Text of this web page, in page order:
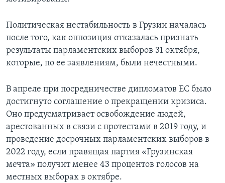
Политическая нестабильность в Грузии началась
после того, как оппозиция отказалась признать
результаты парламентских выборов 31 октября,
которые, по ее заявлениям, были нечестными.
В апреле при посредничестве дипломатов ЕС было
достигнуто соглашение о прекращении кризиса.
Оно предусматривает освобождение людей,
арестованных в связи с протестами в 2019 году, и
проведение досрочных парламентских выборов в
2022 году, если правящая партия «Грузинская
мечта» получит менее 43 процентов голосов на
местных выборах в октябре.